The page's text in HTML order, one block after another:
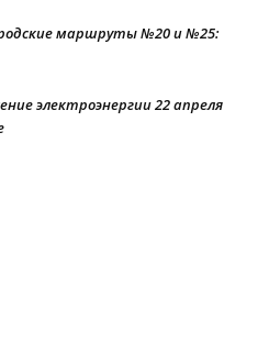
маршруты №20 и №25:
электроэнергии 22 апреля